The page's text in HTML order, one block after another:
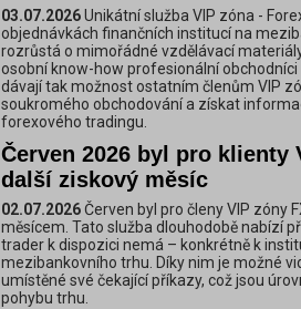
03.07.2026Unikátní služba VIP zóna -
objednávkách finančních institucí na
rozrůstá o mimořádné vzdělávací
osobní know-how profesionální
dávají tak možnost ostatním členům VIP
soukromého obchodování a získat
forexového tradingu.
Červen 2026 byl pro klienty
další ziskový měsíc
02.07.2026Červen byl pro členy VIP zóny
měsícem. Tato služba dlouhodobě nabízí
trader k dispozici nemá – konkrétně k
mezibankovního trhu. Díky nim je možné
umístěné své čekající příkazy, což jsou
pohybu trhu.